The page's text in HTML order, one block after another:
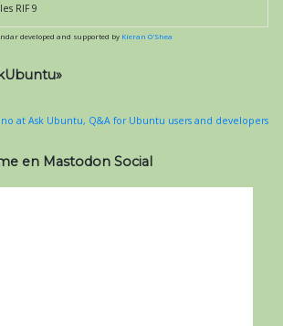
RIF 9
developed and supported by Kieran O'Shea
en Mastodon Social